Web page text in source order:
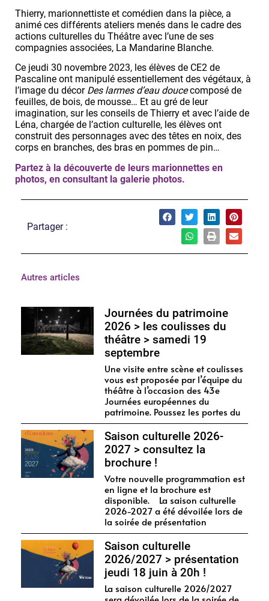
Thierry, marionnettiste et comédien dans la pièce, a
animé ces différents ateliers menés dans le cadre des
actions culturelles du Théâtre avec l’une de ses
compagnies associées, La Mandarine Blanche.
Ce jeudi 30 novembre 2023, les élèves de CE2 de
Pascaline ont manipulé essentiellement des végétaux, à
l’image du décor Des larmes d’eau doucecomposé de
feuilles, de bois, de mousse… Et au gré de leur
imagination, sur les conseils de Thierry et avec l’aide de
Léna, chargée de l’action culturelle, les élèves ont
construit des personnages avec des têtes en noix, des
corps en branches, des bras en pommes de pin…
Partez à la découverte de leurs marionnettes en
photos, en consultant la galerie photos.
Partager :
Autres articles
Journées du patrimoine
2026 > les coulisses du
théâtre > samedi 19
septembre
Une visite entre scène et coulisses
vous est proposée par l’équipe du
théâtre à l’occasion des 43e
Journées européennes du
patrimoine. Poussez les portes du
Saison culturelle 2026-
2027 > consultez la
brochure !
Votre nouvelle programmation est
en ligne et la brochure est
disponible. La saison culturelle
2026-2027 a été dévoilée lors de
la soirée de présentation
Saison culturelle
2026/2027 > présentation
jeudi 18 juin à 20h !
La saison culturelle 2026/2027